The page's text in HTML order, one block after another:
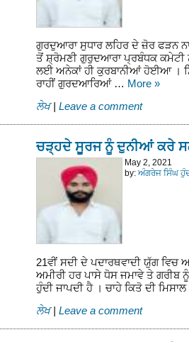
ਗੁਰਦੁਆਰਾ ਸੁਧਾਰ ਲਹਿਰ ਦੇ ਜ਼ੋਰ ਫੜਨ
ਤੋਂ ਸ਼੍ਰੋਮਣੀ ਗੁਰੁਦਆਰਾ ਪ੍ਰਬੰਧਕ
ਲਈ ਅਨੇਕਾਂ ਹੀ ਕੁਰਬਾਨੀਆਂ ਹੋਈਆ ।
ਰਾਹੀਂ ਗੁਰਦਆਰਿਆਂ … More »
ਲੇਖ | Leave a comment
ਚੜ੍ਹਦੇ ਸੂਰਜ ਨੂੰ ਦੁਨੀਆਂ ਕਰੇ
May 2, 2021
by: ਅੰਗਰੇਜ ਸਿੰਘ
21ਵੀਂ ਸਦੀ ਦੇ ਪਦਾਰਥਵਾਦੀ ਯੁੱਗ ਵਿਚ
ਅਮੀਰੀ ਹਰ ਪਾਸੇ ਧੋਸ ਜਮਾਵੇ ਤੇ ਗਰੀਬ
ਹੁੰਦੀ ਜਾਪਦੀ ਹੈ । ਚਾਹੇ ਕਿਤੋ ਦੀ
ਲੇਖ | Leave a comment